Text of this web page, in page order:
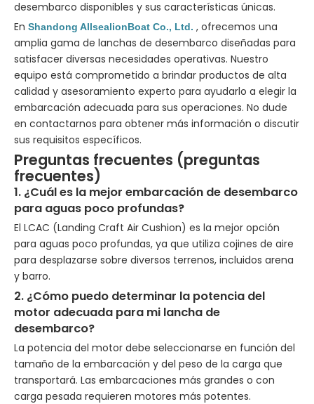
desembarco disponibles y sus características únicas.
En Shandong AllsealionBoat Co., Ltd. , ofrecemos una
amplia gama de lanchas de desembarco diseñadas para
satisfacer diversas necesidades operativas. Nuestro
equipo está comprometido a brindar productos de alta
calidad y asesoramiento experto para ayudarlo a elegir la
embarcación adecuada para sus operaciones. No dude
en contactarnos para obtener más información o discutir
sus requisitos específicos.
Preguntas frecuentes (preguntas
frecuentes)
1. ¿Cuál es la mejor embarcación de desembarco
para aguas poco profundas?
El LCAC (Landing Craft Air Cushion) es la mejor opción
para aguas poco profundas, ya que utiliza cojines de aire
para desplazarse sobre diversos terrenos, incluidos arena
y barro.
2. ¿Cómo puedo determinar la potencia del
motor adecuada para mi lancha de
desembarco?
La potencia del motor debe seleccionarse en función del
tamaño de la embarcación y del peso de la carga que
transportará. Las embarcaciones más grandes o con
carga pesada requieren motores más potentes.